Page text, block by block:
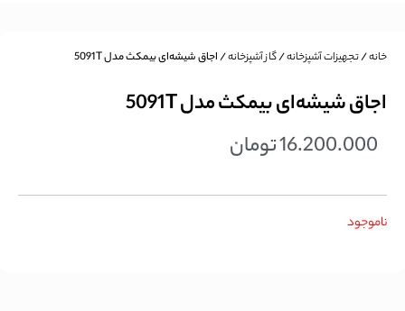
خانه/تجهیزات آشپزخانه/گاز آشپزخانه/ اجاق شیشه‌ای بیمکث مدل 5091T
اجاق شیشه‌ای بیمکث مدل 5091T
16.200.000تومان
ناموجود